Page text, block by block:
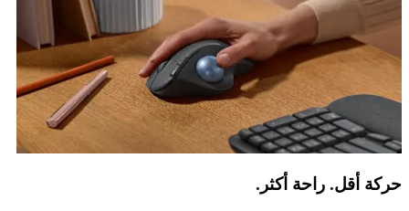
حركة أقل. راحة أكثر.